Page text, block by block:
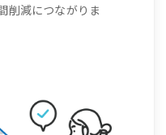
削減につながりま